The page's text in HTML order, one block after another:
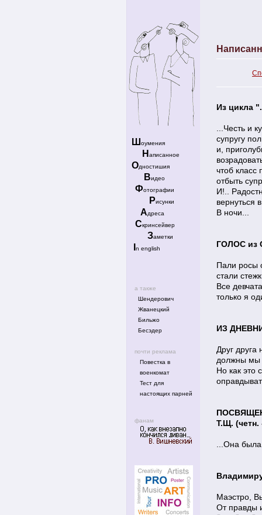
Ш оумения
Н аписанное
Одностишия
Видео
Фотографии
Рисунки
Адреса
Скринсейвер
Заметки
n english
а также
Шендерович
Жванецкий
Бильжо
Бесэдер
почти реклама
Повестка в
военкомат
Тест для
настоящих парней
фанам
Из цикла
...Честь и
супругу
и,
чтоб класс
отбыть
И!..
вернуться
В ночи...
ГОЛОС из
Пали росы
стали
Все
только я
ИЗ
Друг друга
должны мы
Но как это
Т.Щ. (четн.
...Она
Маэстро,
От правды